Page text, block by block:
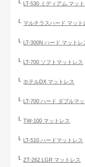
LT-530 ミディアム マット
マルチラスハード マット
LT-300N ハード マットレ
LT-700 ソフトマットレス
ホテルDX マットレス
LT-700 ハード ダブルマ
TW-100 マットレス
LT-510 ハードマットレス
ZT-262 LGR マットレス